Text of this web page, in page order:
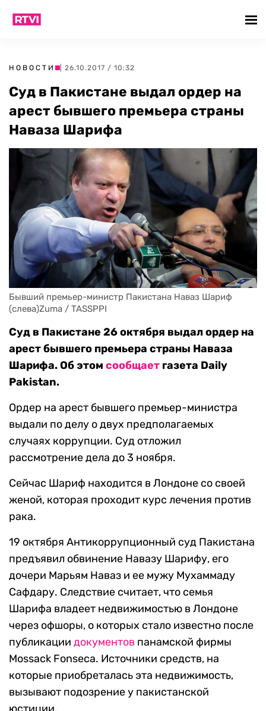
НОВОСТИ | 26.10.2017 / 10:32
Суд в Пакистане выдал ордер на
арест бывшего премьера страны
Наваза Шарифа
Бывший премьер-министр Пакистана Наваз Шариф
(слева)Zuma / TASSPPI
Суд в Пакистане 26 октября выдал ордер на
арест бывшего премьера страны Наваза
Шарифа. Об этом сообщает газета Daily
Pakistan.
Ордер на арест бывшего премьер-министра
выдали по делу о двух предполагаемых
случаях коррупции. Суд отложил
рассмотрение дела до 3 ноября.
Сейчас Шариф находится в Лондоне со своей
женой, которая проходит курс лечения против
рака.
19 октября Антикоррупционный суд Пакистана
предъявил обвинение Навазу Шарифу, его
дочери Марьям Наваз и ее мужу Мухаммаду
Сафдару. Следствие считает, что семья
Шарифа владеет недвижимостью в Лондоне
через офшоры, о которых стало известно после
публикации документов панамской фирмы
Mossack Fonseca. Источники средств, на
которые приобреталась эта недвижимость,
вызывают подозрение у пакистанской